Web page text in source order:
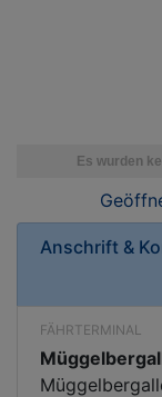
Anschrift &
FÄHRTERMINAL